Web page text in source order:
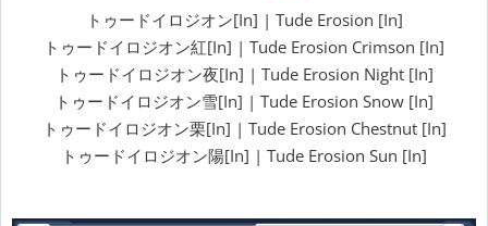
トゥードイロジオン[In] | Tude Erosion [In]
トゥードイロジオン紅[In] | Tude Erosion Crimson [In]
トゥードイロジオン夜[In] | Tude Erosion Night [In]
トゥードイロジオン雪[In] | Tude Erosion Snow [In]
トゥードイロジオン栗[In] | Tude Erosion Chestnut [In]
トゥードイロジオン陽[In] | Tude Erosion Sun [In]